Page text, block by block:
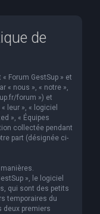
de
Forum GestSup » et
« nous », « notre »,
forum ») et
leur », « logiciel
», « Équipes
collectée pendant
part (désignée ci-
», le logiciel
qui sont des petits
temporaires du
deux premiers